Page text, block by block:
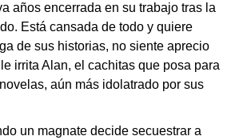
años encerrada en su trabajo tras la
Está cansada de todo y quiere
de sus historias, no siente aprecio
irrita Alan, el cachitas que posa para
aún más idolatrado por sus
un magnate decide secuestrar a